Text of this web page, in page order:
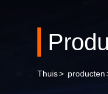
Thuis> producten